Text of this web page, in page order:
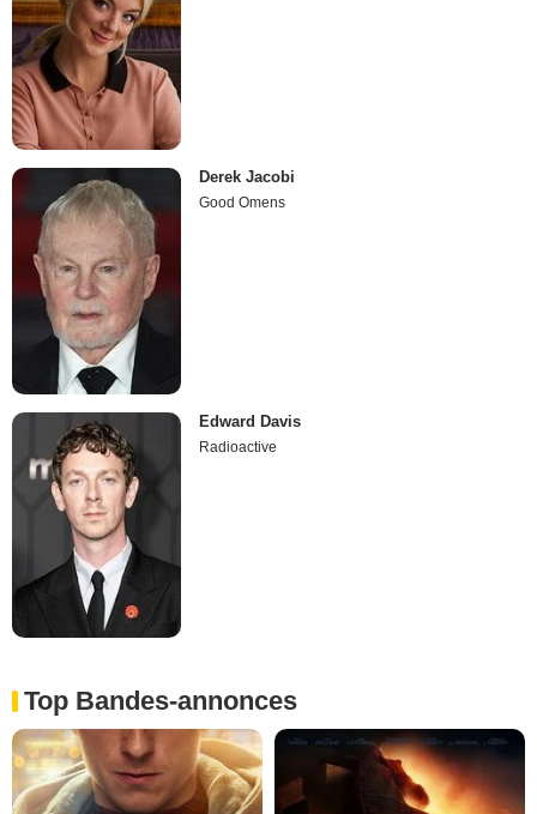
Derek Jacobi
Good Omens
Edward Davis
Radioactive
Top Bandes-annonces